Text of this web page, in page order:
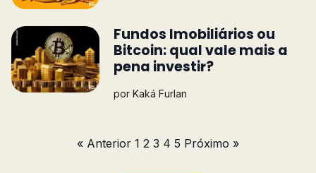
Fundos Imobiliários ou
Bitcoin: qual vale mais a
pena investir?
por Kaká Furlan
« Anterior 1 2 3 4 5 Próximo »